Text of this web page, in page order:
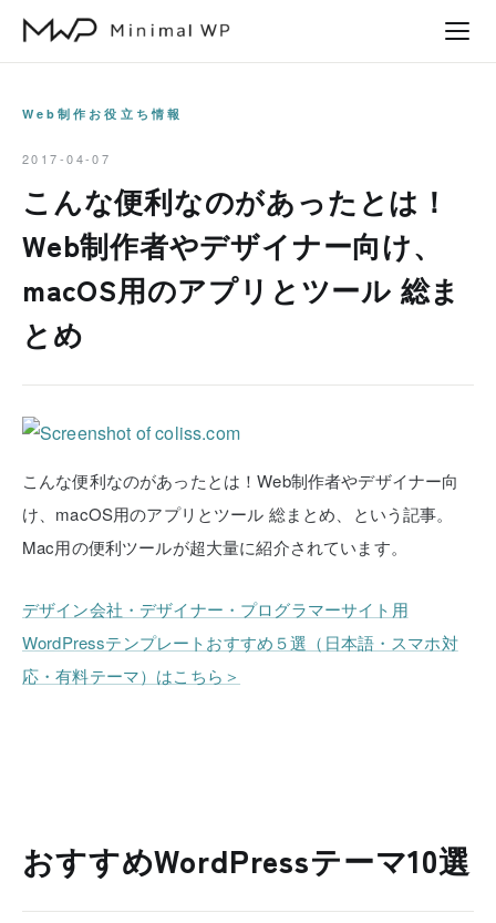
Web制作お役立ち情報
2017-04-07
こんな便利なのがあったとは！
Web制作者やデザイナー向け、
macOS用のアプリとツール 総ま
とめ
こんな便利なのがあったとは！Web制作者やデザイナー向
け、macOS用のアプリとツール 総まとめ、という記事。
Mac用の便利ツールが超大量に紹介されています。
デザイン会社・デザイナー・プログラマーサイト用
WordPressテンプレートおすすめ５選（日本語・スマホ対
応・有料テーマ）はこちら＞
おすすめWordPressテーマ10選